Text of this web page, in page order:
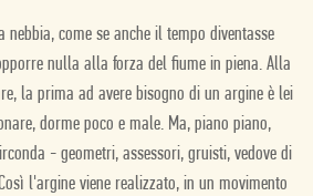
nebbia, come se anche il tempo diventasse
nulla alla forza del fiume in piena. Alla
la prima ad avere bisogno di un argine è lei
dorme poco e male. Ma, piano piano,
- geometri, assessori, gruisti, vedove di
l'argine viene realizzato, in un movimento